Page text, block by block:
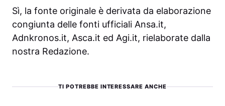
Sì, la fonte originale è derivata da elaborazione
congiunta delle fonti ufficiali Ansa.it,
Adnkronos.it, Asca.it ed Agi.it, rielaborate dalla
nostra Redazione.
TI POTREBBE INTERESSARE ANCHE